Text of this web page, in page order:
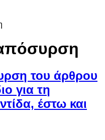
του άρθρου
για τη
έστω και